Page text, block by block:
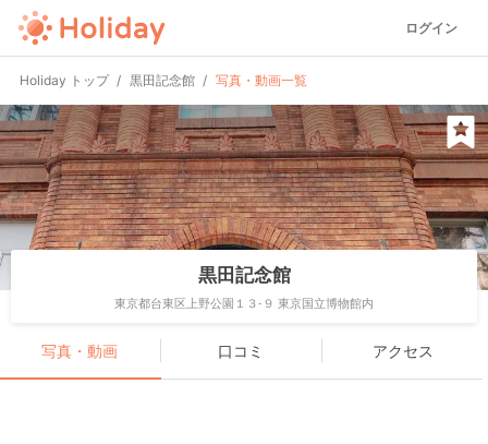
ログイン
Holiday トップ 黒田記念館 写真・動画一覧
黒田記念館
東京都台東区上野公園１３-９ 東京国立博物館内
写真・動画 口コミ アクセス